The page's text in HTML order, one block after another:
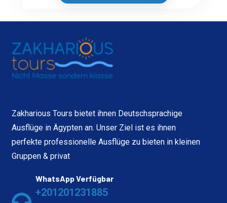
Zakharious Tours bietet ihnen Deutschsprachige
Ausflüge in Ägypten an. Unser Ziel ist es ihnen
perfekte professionelle Ausflüge zu bieten in kleinen
Gruppen & privat
WhatsApp Verfügbar
+201201231885